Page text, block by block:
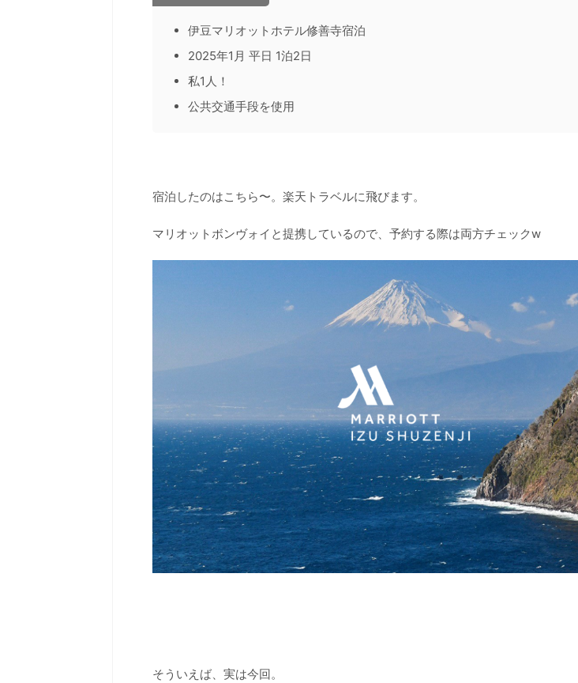
伊豆マリオットホテル修善寺宿泊
2025年1月 平日 1泊2日
私1人！
公共交通手段を使用
宿泊したのはこちら〜。楽天トラベルに飛びます。
マリオットボンヴォイと提携しているので、予約する際は両方チェックw
そういえば、実は今回。